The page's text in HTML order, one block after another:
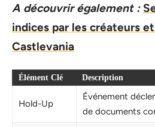
A découvrir également :
indices par les créateurs
Castlevania
Élément Clé Description
Hold-Up
Événement
de documents